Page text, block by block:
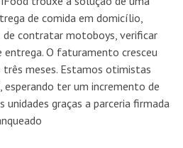
de comida em domicílio,
de contratar motoboys, verificar
entrega. O faturamento cresceu
meses. Estamos otimistas
esperando ter um incremento de
graças a parceria firmada